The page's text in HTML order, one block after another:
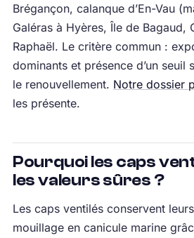
Brégançon, calanque d’En-Vau
Galéras à Hyères, Île de Bagaud,
Raphaël. Le critère commun :
dominants et présence d’un
le renouvellement. Notre dossier
les présente.
Pourquoi les caps
les valeurs sûres ?
Les caps ventilés conservent
mouillage en canicule marine